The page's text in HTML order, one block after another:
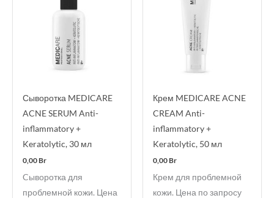
Сыворотка MEDICARE
ACNE SERUM Anti-
inflammatory +
Keratolytic, 30 мл
0,00Br
Cыворотка для
проблемной кожи. Цена
Крем MEDICARE ACNE
CREAM Anti-
inflammatory +
Keratolytic, 50 мл
0,00Br
Крем для проблемной
кожи. Цена по запросу